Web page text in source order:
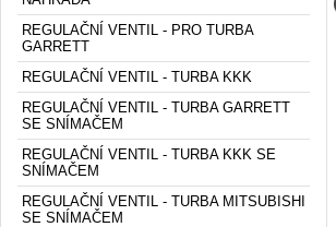
REGULAČNÍ VENTIL - PRO TURBA
GARRETT
REGULAČNÍ VENTIL - TURBA KKK
REGULAČNÍ VENTIL - TURBA GARRETT
SE SNÍMAČEM
REGULAČNÍ VENTIL - TURBA KKK SE
SNÍMAČEM
REGULAČNÍ VENTIL - TURBA MITSUBISHI
SE SNÍMAČEM